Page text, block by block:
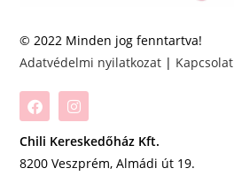
© 2022 Minden jog fenntartva!
Adatvédelmi nyilatkozat | Kapcsolat
Chili Kereskedőház Kft.
8200 Veszprém, Almádi út 19.